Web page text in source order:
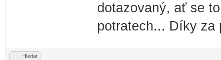
dotazovaný, ať se
potratech... Díky za
Hledat